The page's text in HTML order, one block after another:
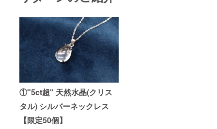
①"5ct超" 天然水晶(クリス
タル) シルバーネックレス
【限定50個】